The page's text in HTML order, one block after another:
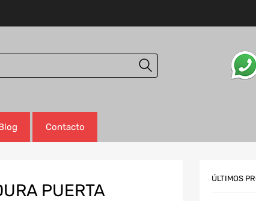
Contacto
PUERTA
ÚLTIMOS